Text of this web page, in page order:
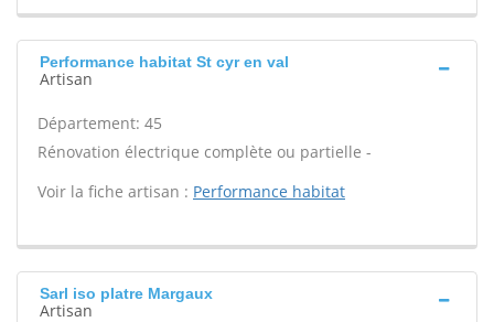
Performance habitat St cyr en val
Artisan
Département: 45
Rénovation électrique complète ou partielle -
Voir la fiche artisan : Performance habitat
Sarl iso platre Margaux
Artisan